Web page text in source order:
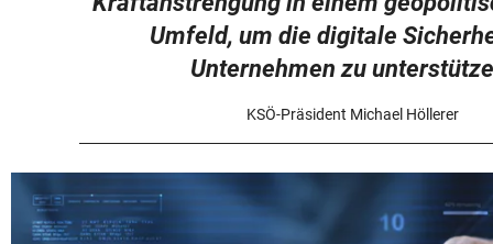
Umfeld, um die digitale
Unternehmen zu
KSÖ-Präsident Michael Höllerer